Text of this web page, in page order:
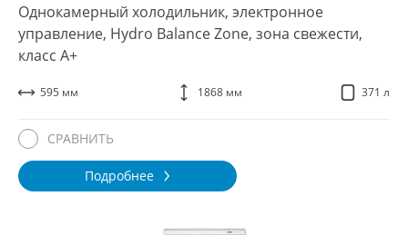
Однокамерный холодильник, электронное
управление, Hydro Balance Zone, зона свежести,
класс A+
595 мм 1868 мм 371 л
Подробнее
СРАВНИТЬ